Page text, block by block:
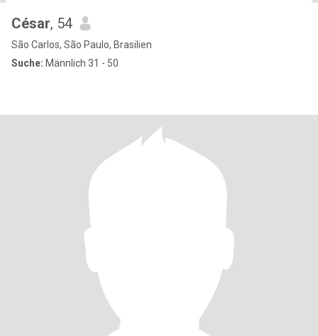
César, 54
São Carlos, São Paulo, Brasilien
Suche: Männlich 31 - 50